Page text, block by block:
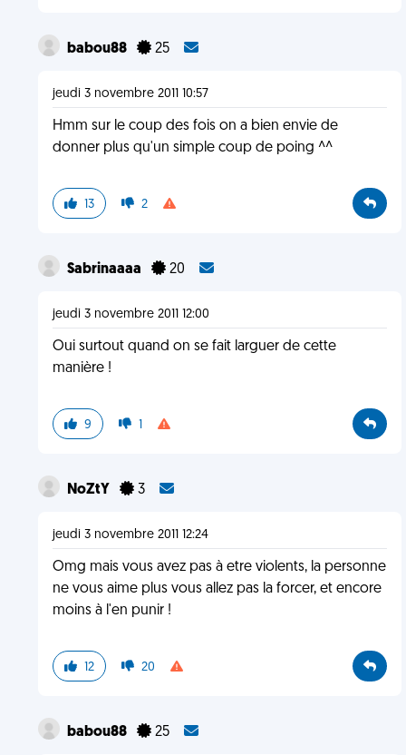
babou88 25
jeudi 3 novembre 2011 10:57
Hmm sur le coup des fois on a bien envie de
donner plus qu'un simple coup de poing ^^
13 2
Sabrinaaaa 20
jeudi 3 novembre 2011 12:00
Oui surtout quand on se fait larguer de cette
manière !
9 1
NoZtY 3
jeudi 3 novembre 2011 12:24
Omg mais vous avez pas à etre violents, la personne
ne vous aime plus vous allez pas la forcer, et encore
moins à l'en punir !
12 20
babou88 25